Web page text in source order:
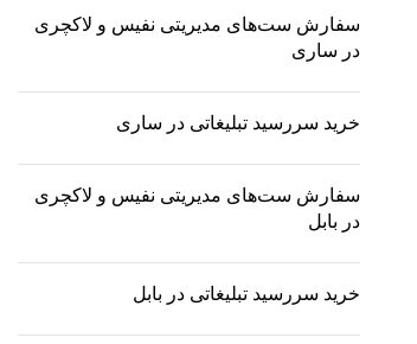
سفارش ست‌های مدیریتی نفیس و لاکچری
در ساری
خرید سررسید تبلیغاتی در ساری
سفارش ست‌های مدیریتی نفیس و لاکچری
در بابل
خرید سررسید تبلیغاتی در بابل